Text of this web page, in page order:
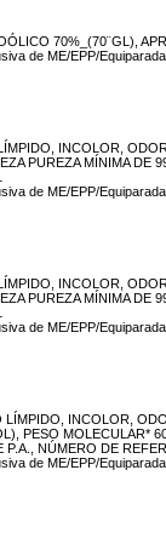
70%_(70¨GL),
de ME/EPP/Equiparada
INCOLOR,
PUREZA MÍNIMA DE
de ME/EPP/Equiparada
INCOLOR,
PUREZA MÍNIMA DE
de ME/EPP/Equiparada
INCOLOR,
PESO MOLECULAR*
NÚMERO DE
de ME/EPP/Equiparada